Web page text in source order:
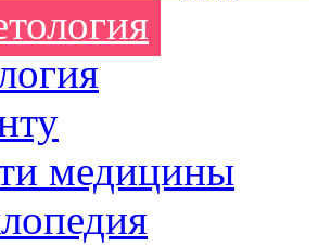
медицины